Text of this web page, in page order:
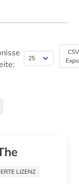
LIZENZ